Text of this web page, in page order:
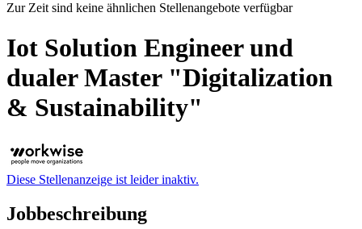
Zur Zeit sind keine ähnlichen Stellenangebote verfügbar
Iot Solution Engineer und
dualer Master "Digitalization
& Sustainability"
Diese Stellenanzeige ist leider inaktiv.
Jobbeschreibung